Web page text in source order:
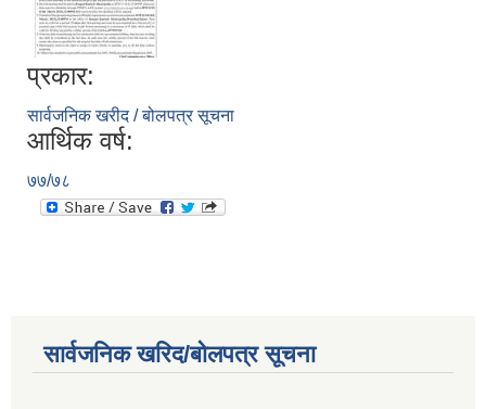
प्रकार:
सार्वजनिक खरीद / बोलपत्र सूचना
आर्थिक वर्ष:
७७/७८
सार्वजनिक खरिद/बोलपत्र सूचना